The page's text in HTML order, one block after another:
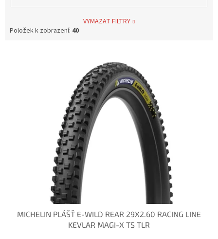
VYMAZAT FILTRY
Položek k zobrazení: 40
MICHELIN PLÁŠŤ E-WILD REAR 29X2.60 RACING LINE
KEVLAR MAGI-X TS TLR